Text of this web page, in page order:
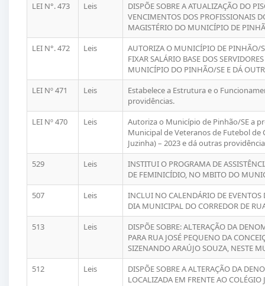
LEI N°. 473
Leis
DISPÕE SOBRE A ATUALIZAÇÃO DO
VENCIMENTOS DOS PROFISSIONAIS
MAGISTÉRIO DO MUNICÍPIO DE
LEI N°. 472
Leis
AUTORIZA O MUNICÍPIO DE PINHÃO/
FIXAR SALÁRIO BASE DOS
MUNICÍPIO DO PINHÃO/SE E DÁ
LEI Nº 471
Leis
Estabelece a Estrutura e o
providências.
LEI Nº 470
Leis
Autoriza o Município de Pinhão/SE a
Municipal de Veteranos de Futebol de
Juzinha) – 2023 e dá outras
529
Leis
INSTITUI O PROGRAMA DE
DE FEMINICÍDIO, NO MBITO DO
507
Leis
INCLUI NO CALENDÁRIO DE
DIA MUNICIPAL DO CORREDOR DE
513
Leis
DISPÕE SOBRE: ALTERAÇÃO DA
PARA RUA JOSÉ PEQUENO DA
SIZENANDO ARAÚJO SOUZA, NESTE
512
Leis
DISPÕE SOBRE A ALTERAÇÃO DA
LOCALIZADA EM FRENTE AO